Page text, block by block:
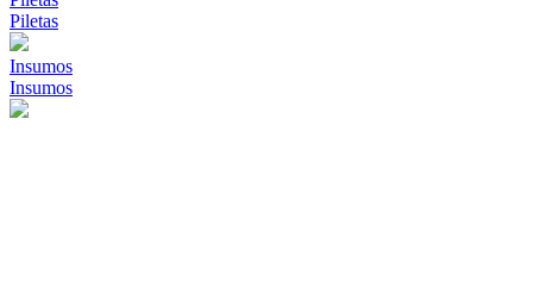
Piletas
Insumos
Insumos